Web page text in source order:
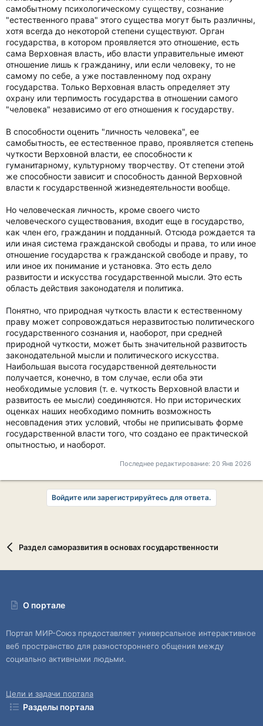
самобытному психологическому существу, сознание
"естественного права" этого существа могут быть различны,
хотя всегда до некоторой степени существуют. Орган
государства, в котором проявляется это отношение, есть
сама Верховная власть, ибо власти управительные имеют
отношение лишь к гражданину, или если человеку, то не
самому по себе, а уже поставленному под охрану
государства. Только Верховная власть определяет эту
охрану или терпимость государства в отношении самого
"человека" независимо от его отношения к государству.
В способности оценить "личность человека", ее
самобытность, ее естественное право, проявляется степень
чуткости Верховной власти, ее способности к
гуманитарному, культурному творчеству. От степени этой
же способности зависит и способность данной Верховной
власти к государственной жизнедеятельности вообще.
Но человеческая личность, кроме своего чисто
человеческого существования, входит еще в государство,
как член его, гражданин и подданный. Отсюда рождается та
или иная система гражданской свободы и права, то или иное
отношение государства к гражданской свободе и праву, то
или иное их понимание и установка. Это есть дело
развитости и искусства государственной мысли. Это есть
область действия законодателя и политика.
Понятно, что природная чуткость власти к естественному
праву может сопровождаться неразвитостью политического
государственного сознания и, наоборот, при средней
природной чуткости, может быть значительной развитость
законодательной мысли и политического искусства.
Наибольшая высота государственной деятельности
получается, конечно, в том случае, если оба эти
необходимые условия (т. е. чуткость Верховной власти и
развитость ее мысли) соединяются. Но при исторических
оценках наших необходимо помнить возможность
несовпадения этих условий, чтобы не приписывать форме
государственной власти того, что создано ее практической
опытностью, и наоборот.
Последнее редактирование: 20 Янв 2026
Войдите или зарегистрируйтесь для ответа.
Раздел саморазвития в основах государственности
О портале
Портал МИР-Союз предоставляет универсальное интерактивное
веб пространство для разностороннего общения между
социально активными людьми.
Цели и задачи портала
Разделы портала